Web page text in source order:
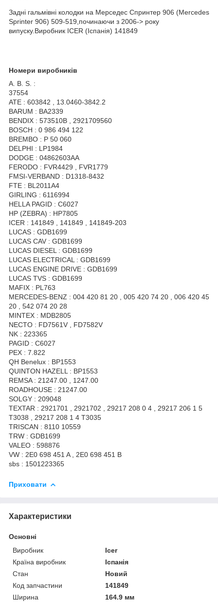
Задні гальмівні колодки на Мерседес Спринтер 906 (Mercedes
Sprinter 906) 509-519,починаючи з 2006-> року
випуску.Виробник ICER (Іспанія) 141849
Номери виробників
A. B. S. :
37554
ATE : 603842 , 13.0460-3842.2
BARUM : BA2339
BENDIX : 573510B , 2921709560
BOSCH : 0 986 494 122
BREMBO : P 50 060
DELPHI : LP1984
DODGE : 04862603AA
FERODO : FVR4429 , FVR1779
FMSI-VERBAND : D1318-8432
FTE : BL2011A4
GIRLING : 6116994
HELLA PAGID : C6027
HP (ZEBRA) : HP7805
ICER : 141849 , 141849 , 141849-203
LUCAS : GDB1699
LUCAS CAV : GDB1699
LUCAS DIESEL : GDB1699
LUCAS ELECTRICAL : GDB1699
LUCAS ENGINE DRIVE : GDB1699
LUCAS TVS : GDB1699
MAFIX : PL763
MERCEDES-BENZ : 004 420 81 20 , 005 420 74 20 , 006 420 45
20 , 542 074 20 28
MINTEX : MDB2805
NECTO : FD7561V , FD7582V
NK : 223365
PAGID : C6027
PEX : 7.822
QH Benelux : BP1553
QUINTON HAZELL : BP1553
REMSA : 21247.00 , 1247.00
ROADHOUSE : 21247.00
SOLGY : 209048
TEXTAR : 2921701 , 2921702 , 29217 208 0 4 , 29217 206 1 5
T3038 , 29217 208 1 4 T3035
TRISCAN : 8110 10559
TRW : GDB1699
VALEO : 598876
VW : 2E0 698 451 A , 2E0 698 451 B
sbs : 1501223365
Приховати
Характеристики
Основні
Виробник
Icer
Країна виробник
Іспанія
Стан
Новий
Код запчастини
141849
Ширина
164.9 мм